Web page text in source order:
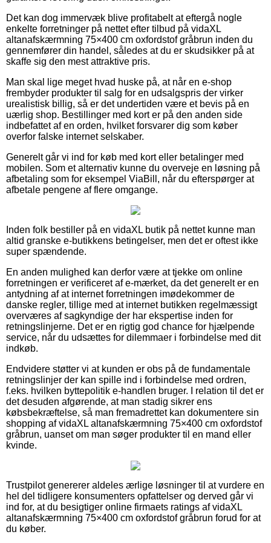
Det kan dog immervæk blive profitabelt at eftergå nogle
enkelte forretninger på nettet efter tilbud på vidaXL
altanafskærmning 75×400 cm oxfordstof gråbrun inden du
gennemfører din handel, således at du er skudsikker på at
skaffe sig den mest attraktive pris.
Man skal lige meget hvad huske på, at når en e-shop
frembyder produkter til salg for en udsalgspris der virker
urealistisk billig, så er det undertiden være et bevis på en
uærlig shop. Bestillinger med kort er på den anden side
indbefattet af en orden, hvilket forsvarer dig som køber
overfor falske internet selskaber.
Generelt går vi ind for køb med kort eller betalinger med
mobilen. Som et alternativ kunne du overveje en løsning på
afbetaling som for eksempel ViaBill, når du efterspørger at
afbetale pengene af flere omgange.
Inden folk bestiller på en vidaXL butik på nettet kunne man
altid granske e-butikkens betingelser, men det er oftest ikke
super spændende.
En anden mulighed kan derfor være at tjekke om online
forretningen er verificeret af e-mærket, da det generelt er en
antydning af at internet forretningen imødekommer de
danske regler, tillige med at internet butikken regelmæssigt
overværes af sagkyndige der har ekspertise inden for
retningslinjerne. Det er en rigtig god chance for hjælpende
service, når du udsættes for dilemmaer i forbindelse med dit
indkøb.
Endvidere støtter vi at kunden er obs på de fundamentale
retningslinjer der kan spille ind i forbindelse med ordren,
f.eks. hvilken byttepolitik e-handlen bruger. I relation til det er
det desuden afgørende, at man stadig sikrer ens
købsbekræftelse, så man fremadrettet kan dokumentere sin
shopping af vidaXL altanafskærmning 75×400 cm oxfordstof
gråbrun, uanset om man søger produkter til en mand eller
kvinde.
Trustpilot genererer aldeles ærlige løsninger til at vurdere en
hel del tidligere konsumenters opfattelser og derved går vi
ind for, at du besigtiger online firmaets ratings af vidaXL
altanafskærmning 75×400 cm oxfordstof gråbrun forud for at
du køber.